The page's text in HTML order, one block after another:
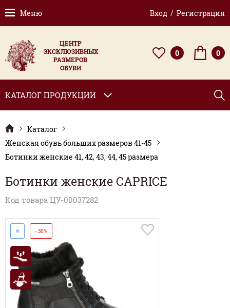
Меню Вход / Регистрация
ЦЕНТР
ЭКСКЛЮЗИВНЫХ
РАЗМЕРОВ
ОБУВИ
0 0
КАТАЛОГ ПРОДУКЦИИ
Каталог
Женская обувь больших размеров 41-45
Ботинки женские 41, 42, 43, 44, 45 размера
Ботинки женские CAPRICE
Код товара ЦУ-00037282
❄ - 30%